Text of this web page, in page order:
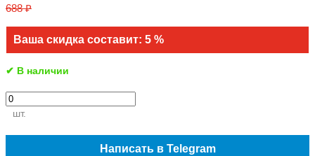
688 ₽
Ваша скидка составит: 5 %
✔ В наличии
шт.
Написать в Telegram